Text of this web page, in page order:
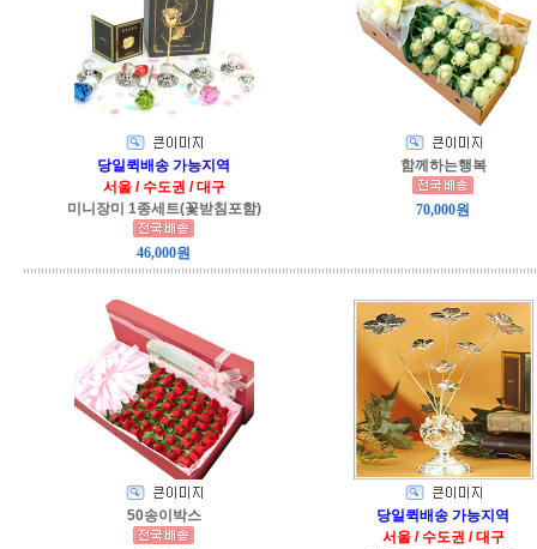
당일퀵배송 가능지역
서울 / 수도권 / 대구
미니장미 1종세트(꽃받침포함)
46,000원
함께하는행복
70,000원
50송이박스
당일퀵배송 가능지역
서울 / 수도권 / 대구